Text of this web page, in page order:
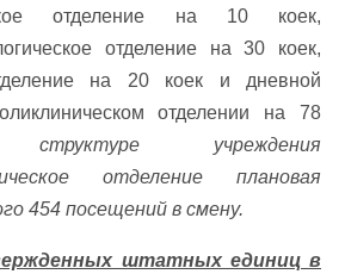
отделение на 10 коек,
отделение на 30 коек,
на 20 коек и дневной
отделении на 78
учреждения
отделение плановая
454 посещений в смену.
штатных единиц в